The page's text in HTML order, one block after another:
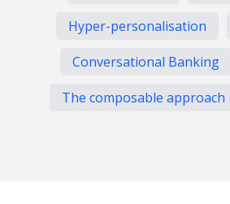
Hyper-personalisation
Conversational Banking
The composable approach